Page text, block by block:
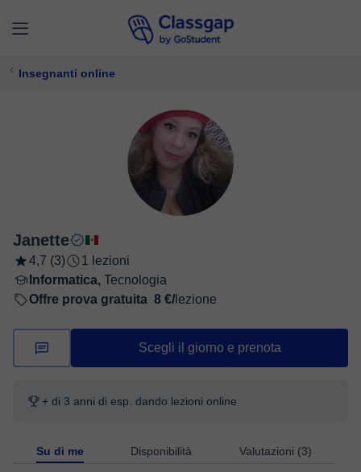
Insegnanti online
Janette
4,7 (3)
1 lezioni
Informatica, Tecnologia
Offre prova gratuita 8 €/ lezione
Scegli il giorno e prenota
+ di 3 anni di esp. dando lezioni online
Su di me Disponibilità Valutazioni (3)